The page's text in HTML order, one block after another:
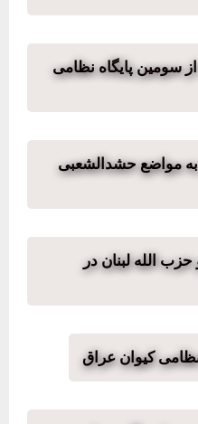
سومین پایگاه نظامی
مواضع حشدالشعبی
الله لبنان در
نظامی کیوان عراق